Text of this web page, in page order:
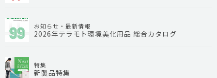
お知らせ・最新情報
2026年テラモト環境美化用品 総合カタログ
特集
新製品特集